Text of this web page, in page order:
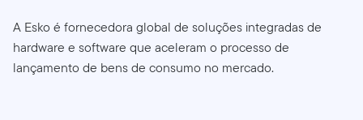
A Esko é fornecedora global de soluções integradas de
hardware e software que aceleram o processo de
lançamento de bens de consumo no mercado.